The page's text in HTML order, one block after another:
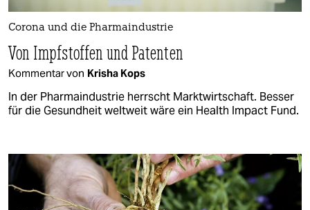
Corona und die Pharmaindustrie
Von Impfstoffen und Patenten
Kommentar von Krisha Kops
In der Pharmaindustrie herrscht Marktwirtschaft. Besser
für die Gesundheit weltweit wäre ein Health Impact Fund.